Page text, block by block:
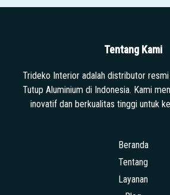
Tentang Kami
Trideko Interior adalah distributor
Tutup Aluminium di Indonesia. Kami
inovatif dan berkualitas tinggi untuk
Beranda
Tentang
Layanan